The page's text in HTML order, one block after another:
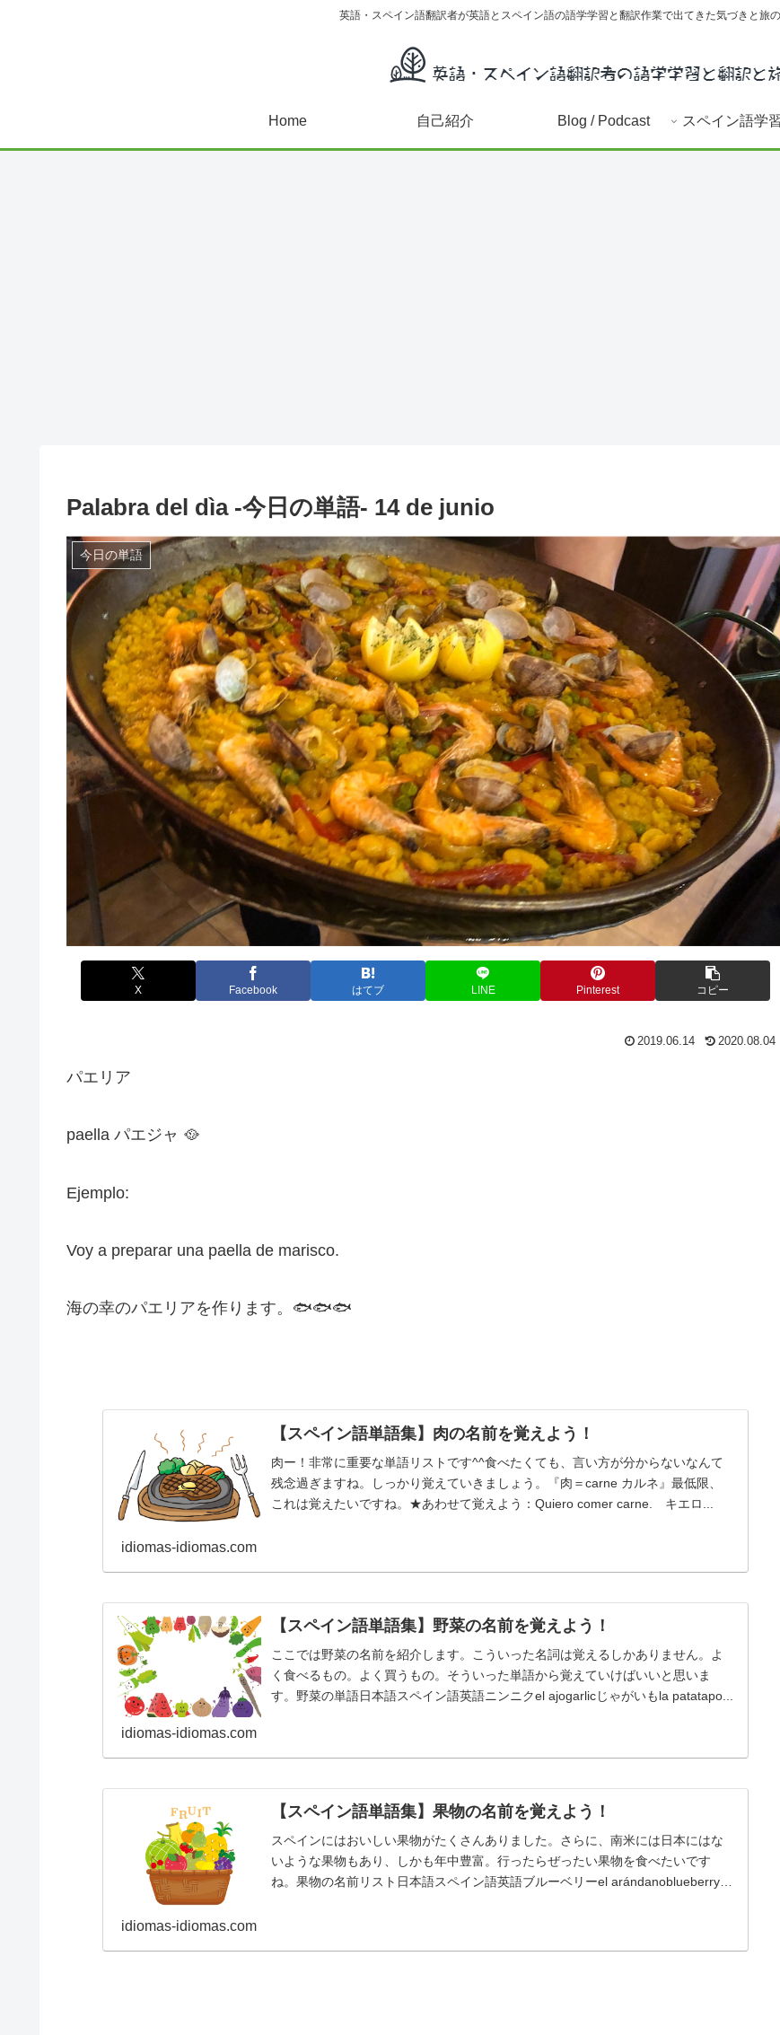
英語・スペイン語翻訳者が英語とスペイン語の語学学習と翻訳作業で出てきた気づきと旅の
Home 自己紹介 Blog / Podcast
Palabra del dìa -今日の単語- 14 de junio
今日の単語
X Facebook はてブ LINE Pinterest コピー
2019.06.14 2020.08.04
パエリア
paella パエジャ 🥘
Ejemplo:
Voy a preparar una paella de marisco.
海の幸のパエリアを作ります。🐟🐟🐟
【スペイン語単語集】肉の名前を覚えよう！
肉ー！非常に重要な単語リストです^^食べたくても、言い方が分からないなんて
残念過ぎますね。しっかり覚えていきましょう。『肉＝carne カルネ』最低限、
これは覚えたいですね。★あわせて覚えよう：Quiero comer carne. キエロ...
idiomas-idiomas.com
【スペイン語単語集】野菜の名前を覚えよう！
ここでは野菜の名前を紹介します。こういった名詞は覚えるしかありません。よ
く食べるもの。よく買うもの。そういった単語から覚えていけばいいと思いま
す。野菜の単語日本語スペイン語英語ニンニクel ajogarlicじゃがいもla patatapo...
idiomas-idiomas.com
【スペイン語単語集】果物の名前を覚えよう！
スペインにはおいしい果物がたくさんありました。さらに、南米には日本にはな
いような果物もあり、しかも年中豊富。行ったらぜったい果物を食べたいです
ね。果物の名前リスト日本語スペイン語英語ブルーベリーel arándanoblueberryバ
idiomas-idiomas.com